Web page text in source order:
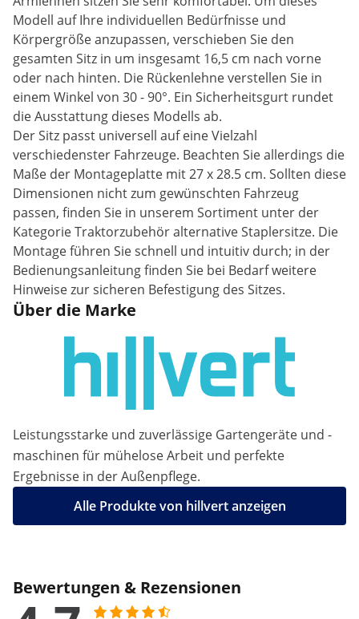
Modell auf Ihre individuellen Bedürfnisse und
Körpergröße anzupassen, verschieben Sie den
gesamten Sitz in um insgesamt 16,5 cm nach vorne
oder nach hinten. Die Rückenlehne verstellen Sie in
einem Winkel von 30 - 90°. Ein Sicherheitsgurt rundet
die Ausstattung dieses Modells ab.
Der Sitz passt universell auf eine Vielzahl
verschiedenster Fahrzeuge. Beachten Sie allerdings die
Maße der Montageplatte mit 27 x 28.5 cm. Sollten diese
Dimensionen nicht zum gewünschten Fahrzeug
passen, finden Sie in unserem Sortiment unter der
Kategorie Traktorzubehör alternative Staplersitze. Die
Montage führen Sie schnell und intuitiv durch; in der
Bedienungsanleitung finden Sie bei Bedarf weitere
Hinweise zur sicheren Befestigung des Sitzes.
Über die Marke
Leistungsstarke und zuverlässige Gartengeräte und -
maschinen für mühelose Arbeit und perfekte
Ergebnisse in der Außenpflege.
Alle Produkte von hillvert anzeigen
Bewertungen & Rezensionen